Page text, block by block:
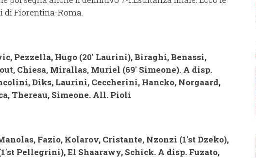
Fiorentina-Roma.
Pezzella, Hugo (20' Laurini), Biraghi, Benassi,
Chiesa, Mirallas, Muriel (69' Simeone). A disp.
Diks, Laurini, Ceccherini, Hancko, Norgaard,
Thereau, Simeone. All. Pioli
Fazio, Kolarov, Cristante, Nzonzi (1'st Dzeko),
Pellegrini), El Shaarawy, Schick. A disp. Fuzato,